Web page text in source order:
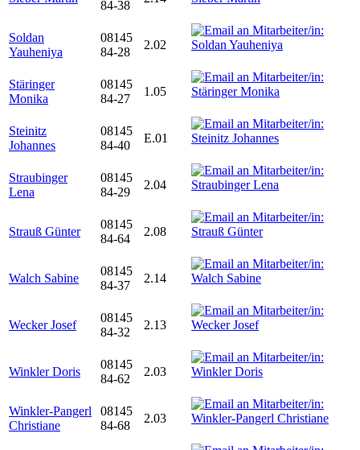
84-38
Soldan
Yauheniya
08145
84-28
2.02
Stäringer
Monika
08145
84-27
1.05
Steinitz
Johannes
08145
84-40
E.01
Straubinger
Lena
08145
84-29
2.04
Strauß Günter
08145
84-64
2.08
Walch Sabine
08145
84-37
2.14
Wecker Josef
08145
84-32
2.13
Winkler Doris
08145
84-62
2.03
Winkler-Pangerl
Christiane
08145
84-68
2.03